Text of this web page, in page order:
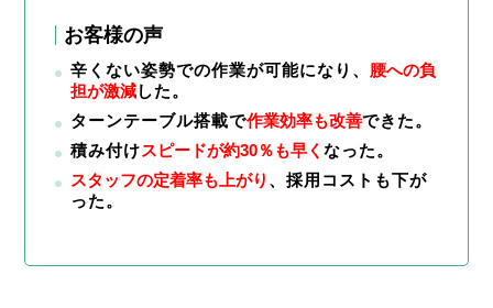
お客様の声
辛くない姿勢での作業が可能になり、 腰への負
担が激減した。
ターンテーブル搭載で作業効率も改善できた。
積み付けスピードが約30％も早くなった。
スタッフの定着率も上がり 、採用コストも下が
った。